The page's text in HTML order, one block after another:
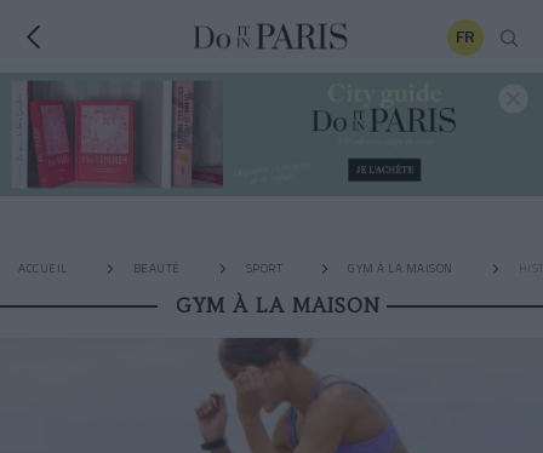
FR
ACCUEIL BEAUTÉ SPORT GYM À LA MAISON
GYM À LA MAISON